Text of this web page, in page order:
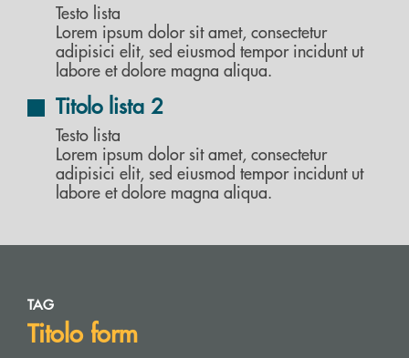
Testo lista
Lorem ipsum dolor sit amet, consectetur
adipisici elit, sed eiusmod tempor incidunt ut
labore et dolore magna aliqua.
Titolo lista 2
Testo lista
Lorem ipsum dolor sit amet, consectetur
adipisici elit, sed eiusmod tempor incidunt ut
labore et dolore magna aliqua.
TAG
Titolo form